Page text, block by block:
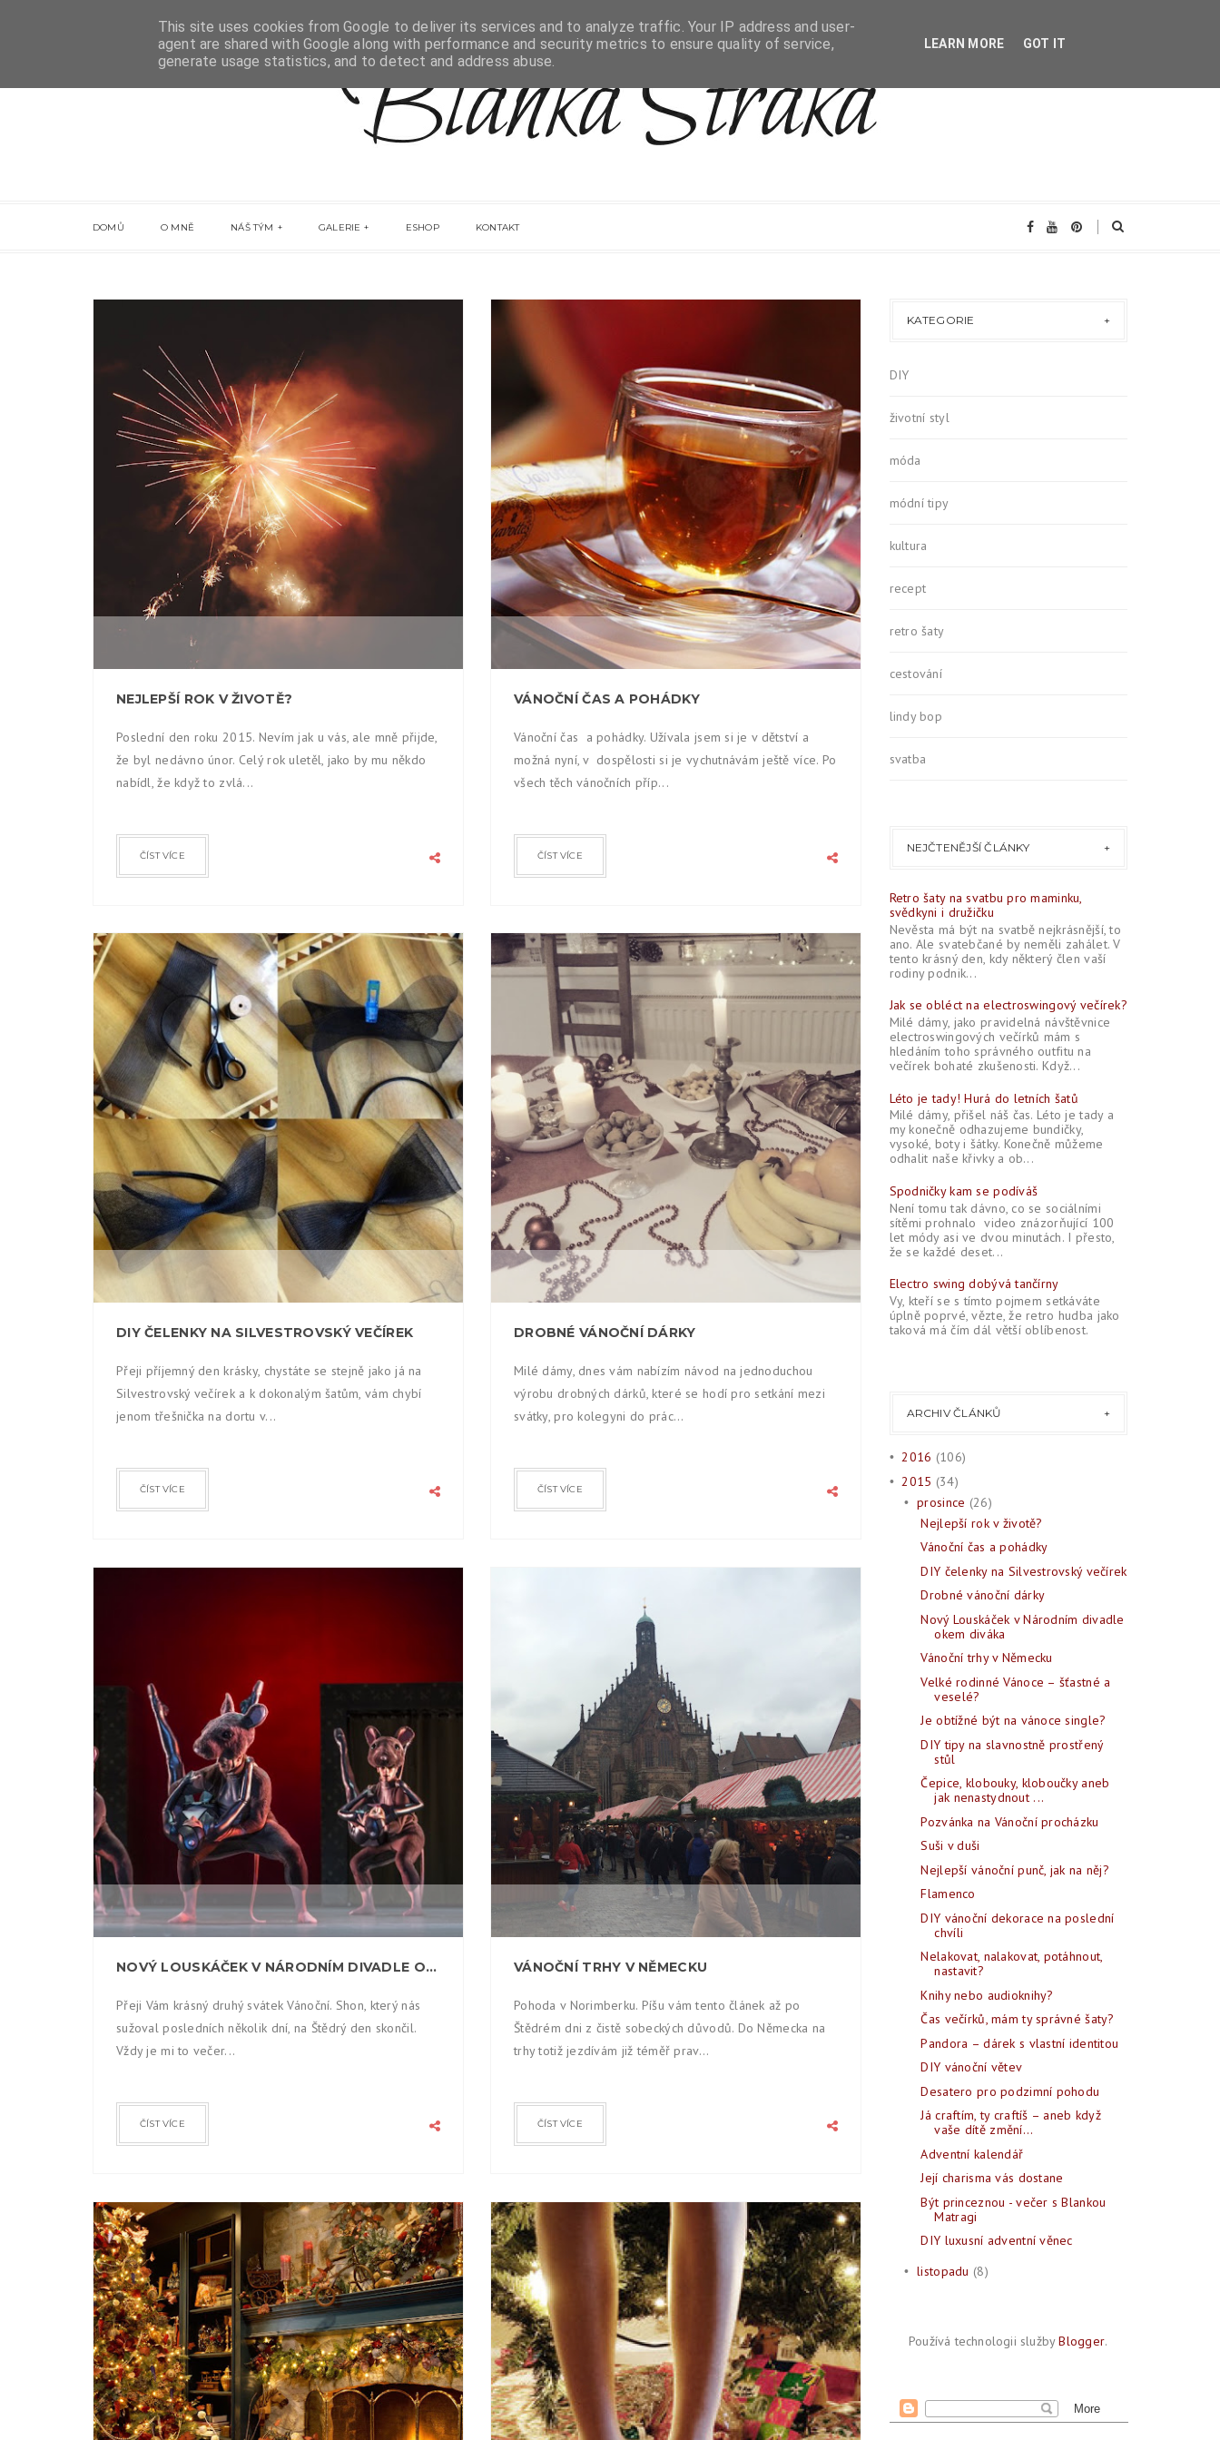
DOMŮ O MNĚ NÁŠ TÝM GALERIE ESHOP KONTAKT
0
NEJLEPŠÍ ROK V ŽIVOTĚ?
Poslední den roku 2015. Nevím jak u vás, ale mně přijde,
že byl nedávno únor. Celý rok uletěl, jako by mu někdo
nabídl, že když to zvlá...
ČÍST VÍCE
2015
VÁNOČNÍ ČAS A POHÁDKY
Vánoční čas a pohádky. Užívala jsem si je v dětství a
možná nyní, v dospělosti si je vychutnávám ještě více. Po
všech těch vánočních příp...
ČÍST VÍCE
2015
0
DIY ČELENKY NA SILVESTROVSKÝ VEČÍREK
Přeji příjemný den krásky, chystáte se stejně jako já na
Silvestrovský večírek a k dokonalým šatům, vám chybí
jenom třešnička na dortu v...
ČÍST VÍCE
2015
0
DROBNÉ VÁNOČNÍ DÁRKY
Milé dámy, dnes vám nabízím návod na jednoduchou
výrobu drobných dárků, které se hodí pro setkání mezi
svátky, pro kolegyni do prác...
ČÍST VÍCE
NOVÝ LOUSKÁČEK V NÁRODNÍM DIVADLE OKEM DIVÁKA
Přeji Vám krásný druhý svátek Vánoční. Shon, který nás
sužoval posledních několik dní, na Štědrý den skončil.
Vždy je mi to večer...
ČÍST VÍCE
VÁNOČNÍ TRHY V NĚMECKU
Pohoda v Norimberku. Píšu vám tento článek až po
Štědrém dni z čistě sobeckých důvodů. Do Německa na
trhy totiž jezdívám již téměř prav...
ČÍST VÍCE
2015
PROS 24
0
KATEGORIE
DIY
životní styl
móda
módní tipy
kultura
recept
retro šaty
cestování
lindy bop
svatba
NEJČTENĚJŠÍ ČLÁNKY
Retro šaty na svatbu pro maminku,
svědkyni i družičku
Nevěsta má být na svatbě nejkrásnější, to
ano. Ale svatebčané by neměli zahálet. V
tento krásný den, kdy některý člen vaší
rodiny podnik...
Jak se obléct na electroswingový večírek?
Milé dámy, jako pravidelná návštěvnice
electroswingových večírků mám s
hledáním toho správného outfitu na
večírek bohaté zkušenosti. Když...
Léto je tady! Hurá do letních šatů
Milé dámy, přišel náš čas. Léto je tady a
my konečně odhazujeme bundičky,
vysoké, boty i šátky. Konečně můžeme
odhalit naše křivky a ob...
Spodničky kam se podíváš
Není tomu tak dávno, co se sociálními
sítěmi prohnalo video znázorňující 100
let módy asi ve dvou minutách. I přesto,
že se každé deset...
Electro swing dobývá tančírny
Vy, kteří se s tímto pojmem setkáváte
úplně poprvé, vězte, že retro hudba jako
taková má čím dál větší oblíbenost.
ARCHIV ČLÁNKŮ
•2016 (106)
• 2015 (34)
• prosince (26)
Nejlepší rok v životě?
Vánoční čas a pohádky
DIY čelenky na Silvestrovský večírek
Drobné vánoční dárky
Nový Louskáček v Národním divadle
okem diváka
Vánoční trhy v Německu
Velké rodinné Vánoce – šťastné a
veselé?
Je obtížné být na vánoce single?
DIY tipy na slavnostně prostřený
stůl
Čepice, klobouky, kloboučky aneb
jak nenastydnout ...
Pozvánka na Vánoční procházku
Suši v duši
Nejlepší vánoční punč, jak na něj?
Flamenco
DIY vánoční dekorace na poslední
chvíli
Nelakovat, nalakovat, potáhnout,
nastavit?
Knihy nebo audioknihy?
Čas večírků, mám ty správné šaty?
Pandora – dárek s vlastní identitou
DIY vánoční větev
Desatero pro podzimní pohodu
Já craftím, ty craftíš – aneb když
vaše dítě změní...
Adventní kalendář
Její charisma vás dostane
Být princeznou - večer s Blankou
Matragi
DIY luxusní adventní věnec
•listopadu (8)
Používá technologii službyBlogger.
This site uses cookies from Google to deliver its services and to analyze traffic. Your IP address and user-
agent are shared with Google along with performance and security metrics to ensure quality of service,
generate usage statistics, and to detect and address abuse.
LEARN MORE GOT IT